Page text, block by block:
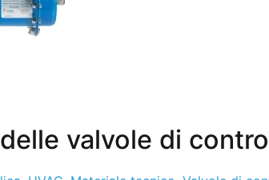
valvole di